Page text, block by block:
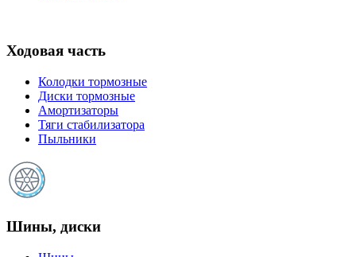
Ходовая часть
Колодки тормозные
Диски тормозные
Амортизаторы
Тяги стабилизатора
Пыльники
Шины, диски